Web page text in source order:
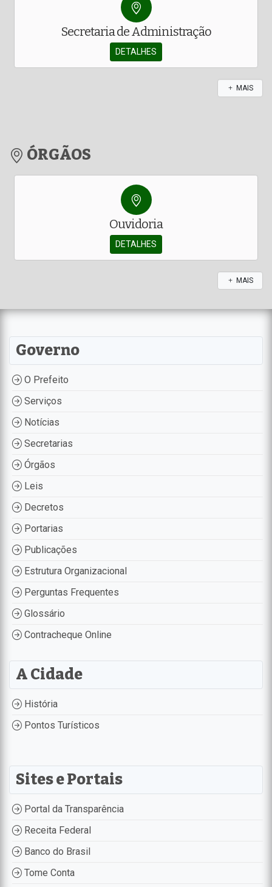
Secretaria de Administração
DETALHES
MAIS
ÓRGÃOS
Ouvidoria
DETALHES
MAIS
Governo
O Prefeito
Serviços
Notícias
Secretarias
Órgãos
Leis
Decretos
Portarias
Publicações
Estrutura Organizacional
Perguntas Frequentes
Glossário
Contracheque Online
A Cidade
História
Pontos Turísticos
Sites e Portais
Portal da Transparência
Receita Federal
Banco do Brasil
Tome Conta